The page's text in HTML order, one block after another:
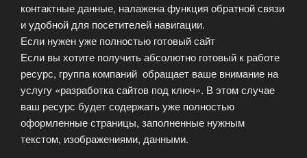
контактные данные, налажена функция обратной связи
и удобной для посетителей навигации.
Если нужен уже полностью готовый сайт
Если вы хотите получить абсолютно готовый к работе
ресурс, группа компаний обращает ваше внимание на
услугу «разработка сайтов под ключ». В этом случае
ваш ресурс будет содержать уже полностью
оформленные страницы, заполненные нужным
текстом, изображениями, данными.